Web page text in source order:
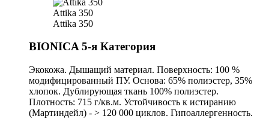
Attika 350
Attika 350
BIONICA 5-я Категория
Экокожа. Дышащий материал. Поверхность: 100 %
модифицированный ПУ. Основа: 65% полиэстер, 35%
хлопок. Дублирующая ткань 100% полиэстер.
Плотность: 715 г/кв.м. Устойчивость к истиранию
(Мартиндейл) - > 120 000 циклов. Гипоаллергенность.